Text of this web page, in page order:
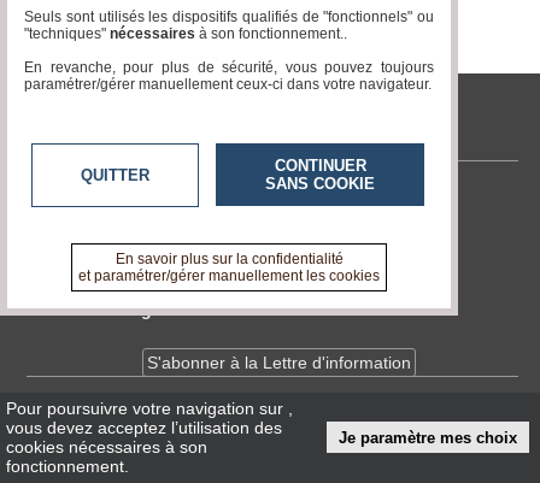
du
groupe
Blogs
tvlocale.fr
Contactez-nous
A propos de tvlocale.fr
Devenir délégué
S'abonner à la Lettre d'information
InfosCNIL/RGPD
Conditions Générales d'Utilisation
Pour poursuivre votre navigation sur
vous devez acceptez l’utilisation des
cookies nécessaires à son
fonctionnement.
Je paramètre mes choix
Seuls sont utilisés les dispositifs qualifiés de "fonctionnels" ou
"techniques" nécessaires à son fonctionnement..
En revanche, pour plus de sécurité, vous pouvez toujours
paramétrer/gérer manuellement ceux-ci dans votre navigateur.
QUITTER
CONTINUER
SANS COOKIE
En savoir plus sur la confidentialité
et paramétrer/gérer manuellement les cookies